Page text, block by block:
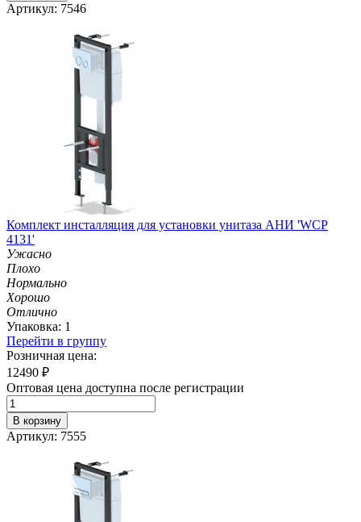
Артикул: 7546
Комплект инсталляция для установки унитаза АНИ 'WCP
4131'
Ужасно
Плохо
Нормально
Хорошо
Отлично
Упаковка: 1
Перейти в группу
Розничная цена:
12490 ₽
Оптовая цена доступна после регистрации
В корзину
Артикул: 7555